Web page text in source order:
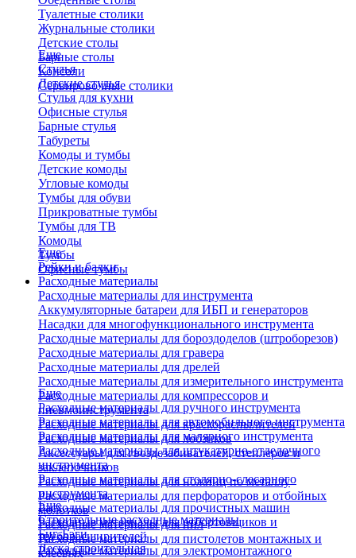
Туалетные столики
Журнальные столики
​Детские столы
Барные столы
Консоли
Сервировочные столики
Еще
Стулья
Детские стулья
Стулья для кухни
Офисные стулья
Барные стулья
Табуреты
Комоды и тумбы
Детские комоды
Угловые комоды
Тумбы для обуви
Прикроватные тумбы
Тумбы для ТВ
Комоды
Тумбы
Офисные тумбы
Еще
Рейки и балки
Расходные материалы
Расходные материалы для инструмента
Аккумуляторные батареи для ИБП и генераторов
Насадки для многофункционального инструмента
Расходные материалы для бороздоделов (штроборезов)
Расходные материалы для гравера
Расходные материалы для дрелей
Расходные материалы для измерительного инструмента
Расходные материалы для компрессоров и
пневмоинструмента
Расходные материалы для краскораспылителей
Расходные материалы для лобзиков
Аксессуары для гвоздезабивателей, степлеров и
заклепочников
Расходные материалы для ножниц по металлу
Расходные материалы для перфораторов и отбойных
молотков
Расходные материалы для пил
Расходные материалы для пистолетов монтажных и
клеевых
Еще
Расходные материалы для ручного инструмента
Расходные материалы для автомобильного инструмента
Расходные материалы для малярного инструмента
Расходные материалы для штукатурно-отделочного
инструмента
Расходные материалы для столярно-слесарного
инструмента
Расходные материалы для прочистных машин
Расходные материалы для отбортовщиков и
труборасширителей
Расходные материалы для электромонтажного
Еще
Строительные расходные материалы
Биг-Бэги
Леска строительная